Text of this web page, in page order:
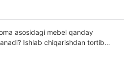
asosidagi mebel qanday
Ishlab chiqarishdan tortib